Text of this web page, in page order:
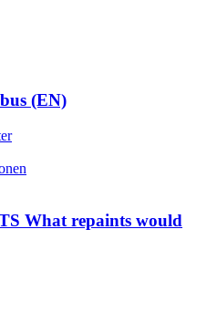
(EN)
What repaints would